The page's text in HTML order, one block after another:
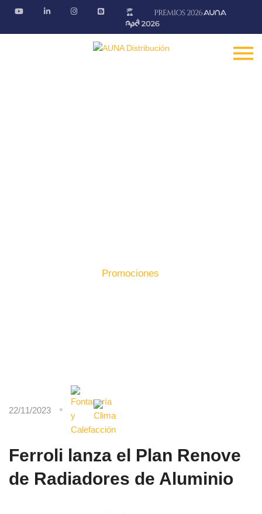
Promociones
22/11/2023
Ferroli lanza el Plan Renove
de Radiadores de Aluminio